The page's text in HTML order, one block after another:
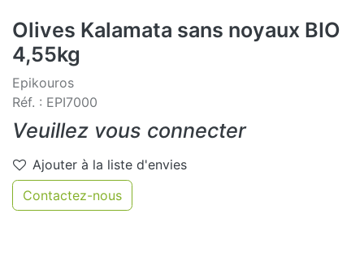
Olives Kalamata sans noyaux BIO
4,55kg
Epikouros
Réf. : EPI7000
Veuillez vous connecter
Ajouter à la liste d'envies
Contactez-nous